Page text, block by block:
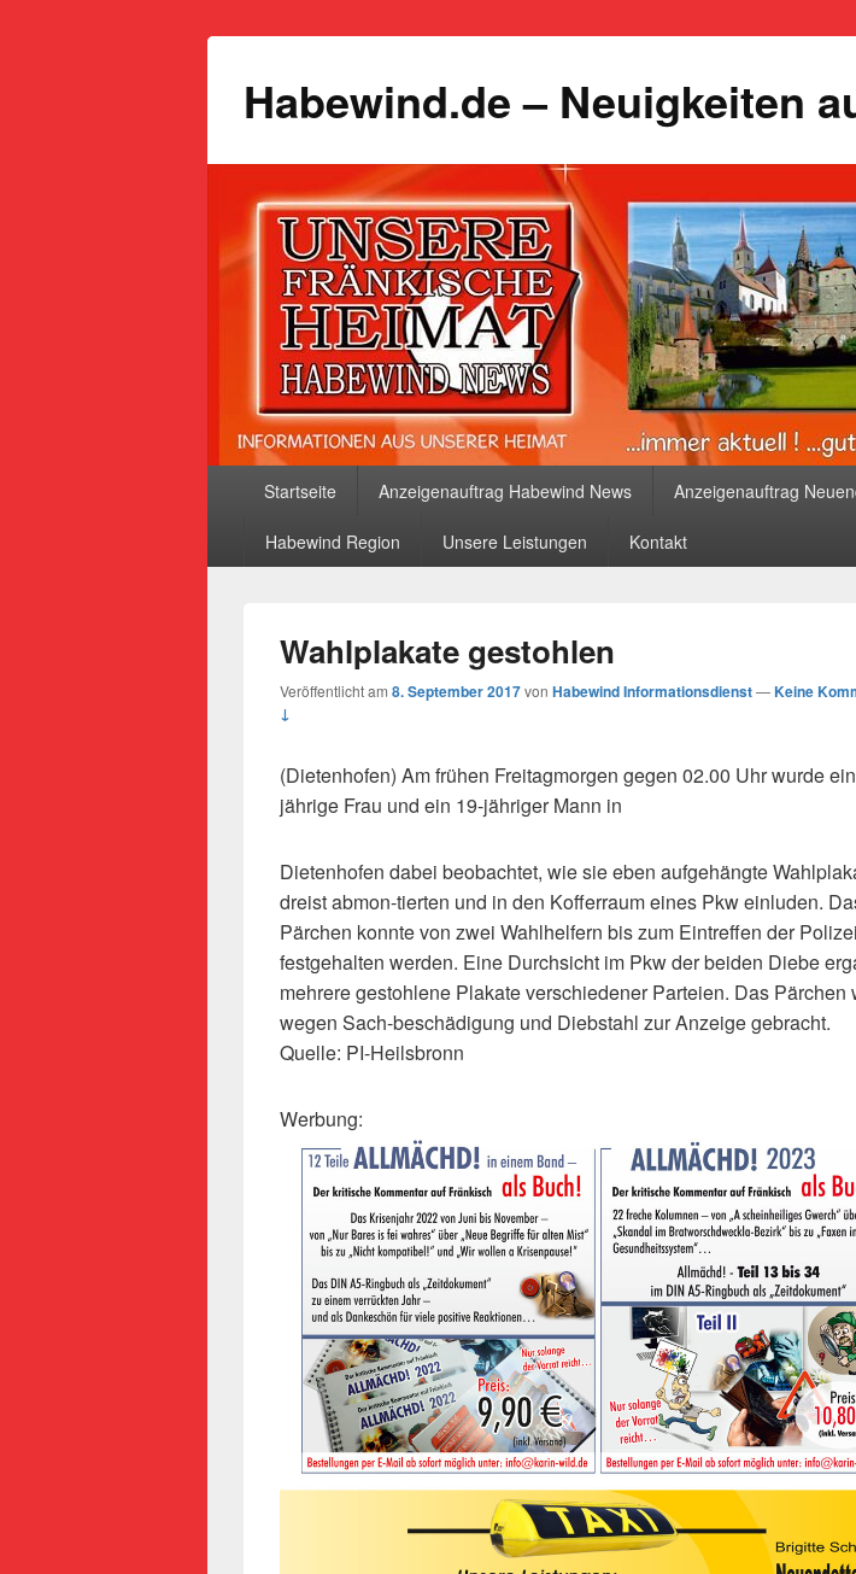
Habewind.de – Neuigkeiten
Startseite Anzeigenauftrag Habewind News Anzeigenauftrag
Habewind Region Unsere Leistungen Kontakt
Wahlplakate gestohlen
Veröffentlicht am 8. September 2017von Habewind Informationsdienst—Keine
↓
(Dietenhofen) Am frühen Freitagmorgen gegen 02.00 Uhr wurde
jährige Frau und ein 19-jähriger Mann in
Dietenhofen dabei beobachtet, wie sie eben aufgehängte
dreist abmon-tierten und in den Kofferraum eines Pkw einluden.
Pärchen konnte von zwei Wahlhelfern bis zum Eintreffen der Polizei
festgehalten werden. Eine Durchsicht im Pkw der beiden Diebe
mehrere gestohlene Plakate verschiedener Parteien. Das Pärchen
wegen Sach-beschädigung und Diebstahl zur Anzeige gebracht.
Quelle: PI-Heilsbronn
Werbung: